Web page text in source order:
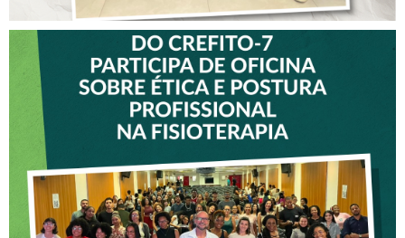
VICE-PRESIDENTE DO
CREFITO-7 PARTICIPA DE
OFICINA SOBRE ÉTICA E
POSTURA PROFISSIONAL
NA FISIOTERAPIA